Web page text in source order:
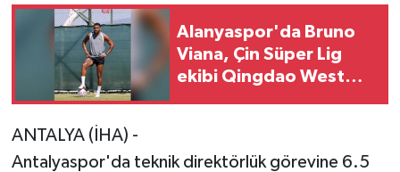
Alanyaspor'da Bruno
Viana, Çin Süper Lig
ekibi Qingdao West
ANTALYA (İHA) -
Antalyaspor'da teknik direktörlük görevine 6.5